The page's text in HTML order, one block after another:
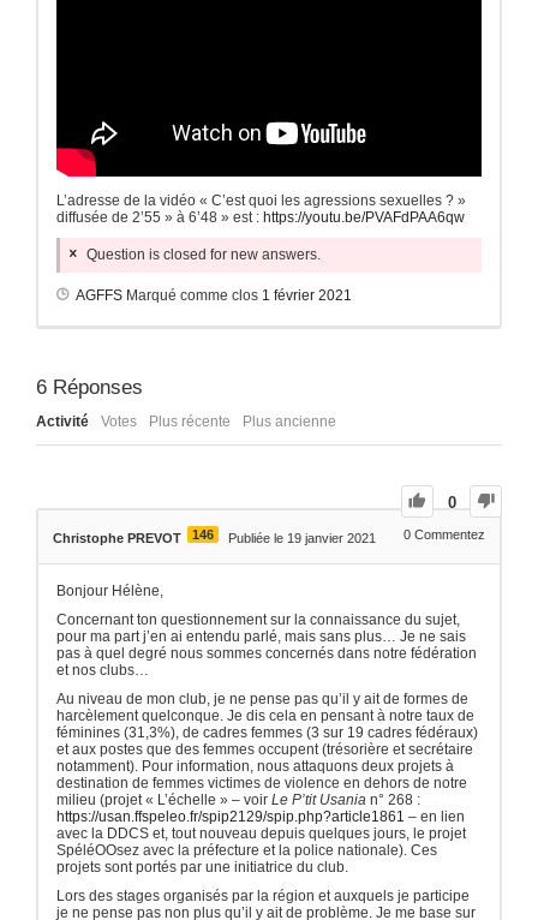
L’adresse de la vidéo « C’est quoi les agressions sexuelles ? »
diffusée de 2’55 » à 6’48 » est : https://youtu.be/PVAFdPAA6qw
Question is closed for new answers.
AGFFS Marqué comme clos 1 février 2021
6 Réponses
Activité Votes Plus récente Plus ancienne
0
Christophe PREVOT 146 Publiée le 19 janvier 2021 0 Commentez
Bonjour Hélène,
Concernant ton questionnement sur la connaissance du sujet,
pour ma part j’en ai entendu parlé, mais sans plus… Je ne sais
pas à quel degré nous sommes concernés dans notre fédération
et nos clubs…
Au niveau de mon club, je ne pense pas qu’il y ait de formes de
harcèlement quelconque. Je dis cela en pensant à notre taux de
féminines (31,3%), de cadres femmes (3 sur 19 cadres fédéraux)
et aux postes que des femmes occupent (trésorière et secrétaire
notamment). Pour information, nous attaquons deux projets à
destination de femmes victimes de violence en dehors de notre
milieu (projet « L’échelle » – voir Le P’tit Usania n° 268 :
https://usan.ffspeleo.fr/spip2129/spip.php?article1861 – en lien
avec la DDCS et, tout nouveau depuis quelques jours, le projet
SpéléOOsez avec la préfecture et la police nationale). Ces
projets sont portés par une initiatrice du club.
Lors des stages organisés par la région et auxquels je participe
je ne pense pas non plus qu’il y ait de problème. Je me base sur